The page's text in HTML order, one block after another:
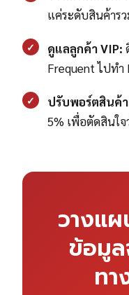
แค่ระดับสินค้าร
✓ ดูแลลูกค้า VIP:
Frequent ไปทำ
✓ ปรับพอร์ตสินค้
5% เพื่อตัดสินใ
วางแ
ข้อมู
ทา